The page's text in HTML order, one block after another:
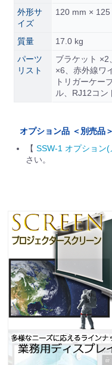
外形サ
イズ
120 mm ×
質量
17.0 kg
パーツ
リスト
ブラケット ×2
×6、赤外線ワ
トリガーケー
ル、RJ12コン
オプション品 ＜別売品＞
【 SSW-1 オプション
さい。